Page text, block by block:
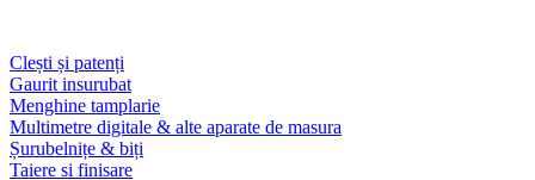
Clești și patenți
Gaurit insurubat
Menghine tamplarie
Multimetre digitale & alte aparate de masura
Șurubelnițe & biți
Taiere si finisare